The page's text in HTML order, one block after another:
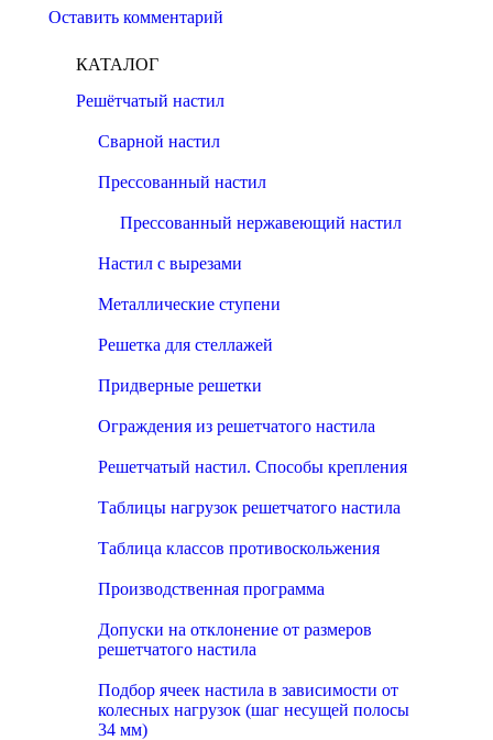
Оставить комментарий
КАТАЛОГ
Решётчатый настил
Сварной настил
Прессованный настил
Прессованный нержавеющий настил
Настил с вырезами
Металлические ступени
Решетка для стеллажей
Придверные решетки
Ограждения из решетчатого настила
Решетчатый настил. Способы крепления
Таблицы нагрузок решетчатого настила
Таблица классов противоскольжения
Производственная программа
Допуски на отклонение от размеров
решетчатого настила
Подбор ячеек настила в зависимости от
колесных нагрузок (шаг несущей полосы
34 мм)